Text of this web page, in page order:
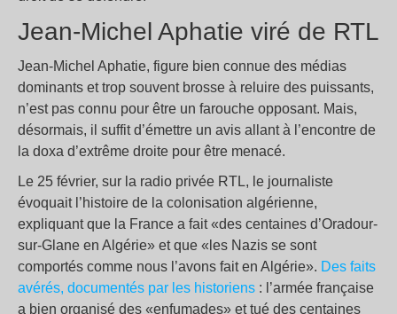
Jean-Michel Aphatie viré de RTL
Jean-Michel Aphatie, figure bien connue des médias
dominants et trop souvent brosse à reluire des puissants,
n’est pas connu pour être un farouche opposant. Mais,
désormais, il suffit d’émettre un avis allant à l’encontre de
la doxa d’extrême droite pour être menacé.
Le 25 février, sur la radio privée RTL, le journaliste
évoquait l’histoire de la colonisation algérienne,
expliquant que la France a fait «des centaines d’Oradour-
sur-Glane en Algérie» et que «les Nazis se sont
comportés comme nous l’avons fait en Algérie». Des faits
avérés, documentés par les historiens : l’armée française
a bien organisé des «enfumades» et tué des centaines